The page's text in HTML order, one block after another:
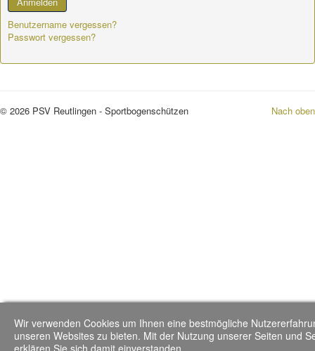
Benutzername vergessen?
Passwort vergessen?
Nach oben
© 2026 PSV Reutlingen - Sportbogenschützen
Wir verwenden Cookies um Ihnen eine bestmögliche
unseren Websites zu bieten. Mit der Nutzung unserer Seiten und
erklären Sie sich damit einverstanden.